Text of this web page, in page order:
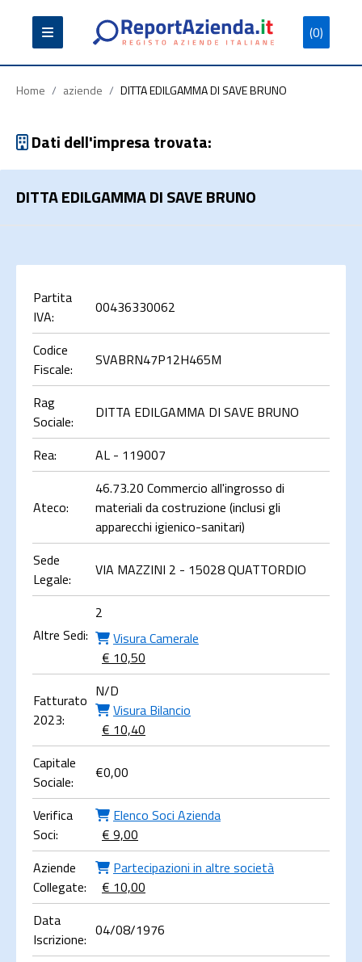
(0)
Partita
Iva
Codice
Fiscale
Ragione
Sociale
Cerca
Home / aziende / DITTA EDILGAMMA DI SAVE BRUNO
Dati dell'impresa trovata:
DITTA EDILGAMMA DI SAVE BRUNO
Partita
IVA:
00436330062
Codice
Fiscale:
SVABRN47P12H465M
Rag
Sociale:
DITTA EDILGAMMA DI SAVE BRUNO
Rea: AL - 119007
Ateco:
46.73.20 Commercio all'ingrosso di
materiali da costruzione (inclusi gli
apparecchi igienico-sanitari)
Sede
Legale:
VIA MAZZINI 2 - 15028 QUATTORDIO
Altre Sedi:
2
Visura Camerale
€ 10,50
Fatturato
2023:
N/D
Visura Bilancio
€ 10,40
Capitale
Sociale:
€0,00
Verifica
Soci:
Elenco Soci Azienda
€ 9,00
Aziende
Collegate:
Partecipazioni in altre società
€ 10,00
Data
Iscrizione: 04/08/1976